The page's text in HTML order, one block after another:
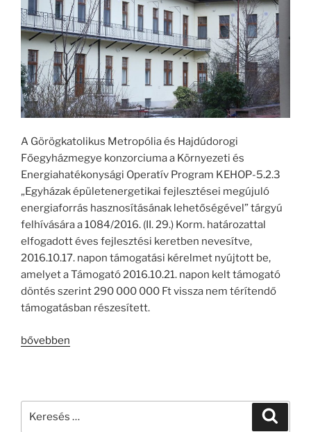
A Görögkatolikus Metropólia és Hajdúdorogi
Főegyházmegye konzorciuma a Környezeti és
Energiahatékonysági Operatív Program KEHOP-5.2.3
„Egyházak épületenergetikai fejlesztései megújuló
energiaforrás hasznosításának lehetőségével” tárgyú
felhívására a 1084/2016. (II. 29.) Korm. határozattal
elfogadott éves fejlesztési keretben nevesítve,
2016.10.17. napon támogatási kérelmet nyújtott be,
amelyet a Támogató 2016.10.21. napon kelt támogató
döntés szerint 290 000 000 Ft vissza nem térítendő
támogatásban részesített.
„Görögkatolikus
felújítása
projektzárás”
bővebben